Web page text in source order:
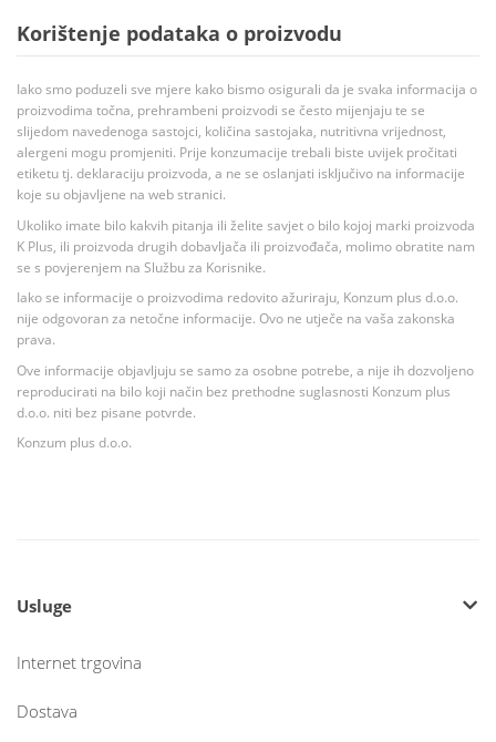
Korištenje podataka o proizvodu
Iako smo poduzeli sve mjere kako bismo osigurali da je svaka informacija o
proizvodima točna, prehrambeni proizvodi se često mijenjaju te se
slijedom navedenoga sastojci, količina sastojaka, nutritivna vrijednost,
alergeni mogu promjeniti. Prije konzumacije trebali biste uvijek pročitati
etiketu tj. deklaraciju proizvoda, a ne se oslanjati isključivo na informacije
koje su objavljene na web stranici.
Ukoliko imate bilo kakvih pitanja ili želite savjet o bilo kojoj marki proizvoda
K Plus, ili proizvoda drugih dobavljača ili proizvođača, molimo obratite nam
se s povjerenjem na Službu za Korisnike.
Iako se informacije o proizvodima redovito ažuriraju, Konzum plus d.o.o.
nije odgovoran za netočne informacije. Ovo ne utječe na vaša zakonska
prava.
Ove informacije objavljuju se samo za osobne potrebe, a nije ih dozvoljeno
reproducirati na bilo koji način bez prethodne suglasnosti Konzum plus
d.o.o. niti bez pisane potvrde.
Konzum plus d.o.o.
Usluge
Internet trgovina
Dostava